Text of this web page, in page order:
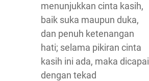
menunjukkan cinta kasih,
baik suka maupun duka,
dan penuh ketenangan
hati; selama pikiran cinta
kasih ini ada, maka dicapai
dengan tekad